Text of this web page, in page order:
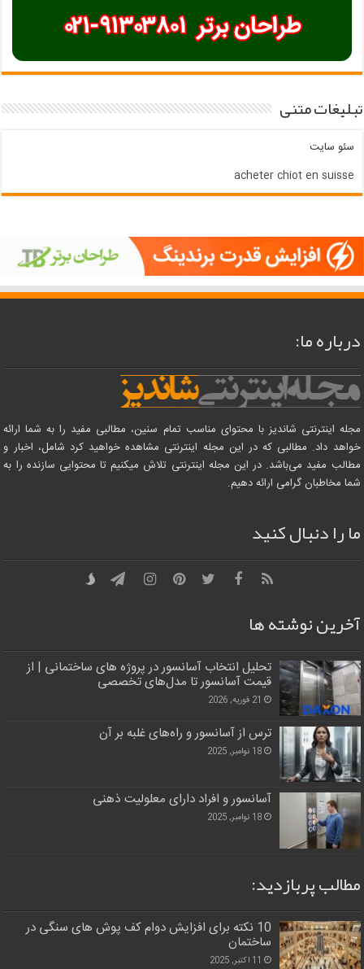
تبلیغات متنی
سئو سایت
acheter chiot en suisse
درباره ما:
مجله اینترنتی شاندیز با محتوای مناسب تمام سنین، مطالبی مفید را به شما ارائه
خواهد داد. مطالبی که در این مجله اینترنتی مشاهده خواهید کرد شامل، اخبار و
مطالب مفید می‌باشد. در این مجله اینترنتی تلاش میکنیم تا محتوایی سازنده را به
شما مخاطبان گرامی ارائه دهیم.
ما را دنبال کنید
آخرین نوشته ها
تحلیل انتخاب آسانسور در پروژه‌ های ساختمانی | از
قیمت آسانسور تا مدل‌های تخصصی
21 فوریه, 2026
ترس از آسانسور و راه‌های غلبه بر آن
18 نوامبر, 2025
آسانسور و افراد دارای معلولیت ذهنی
18 نوامبر, 2025
مطالب پربازدید:
10 نکته برای افزایش دوام کف پوش های سنگی در
ساختمان
11 اکتبر, 2025